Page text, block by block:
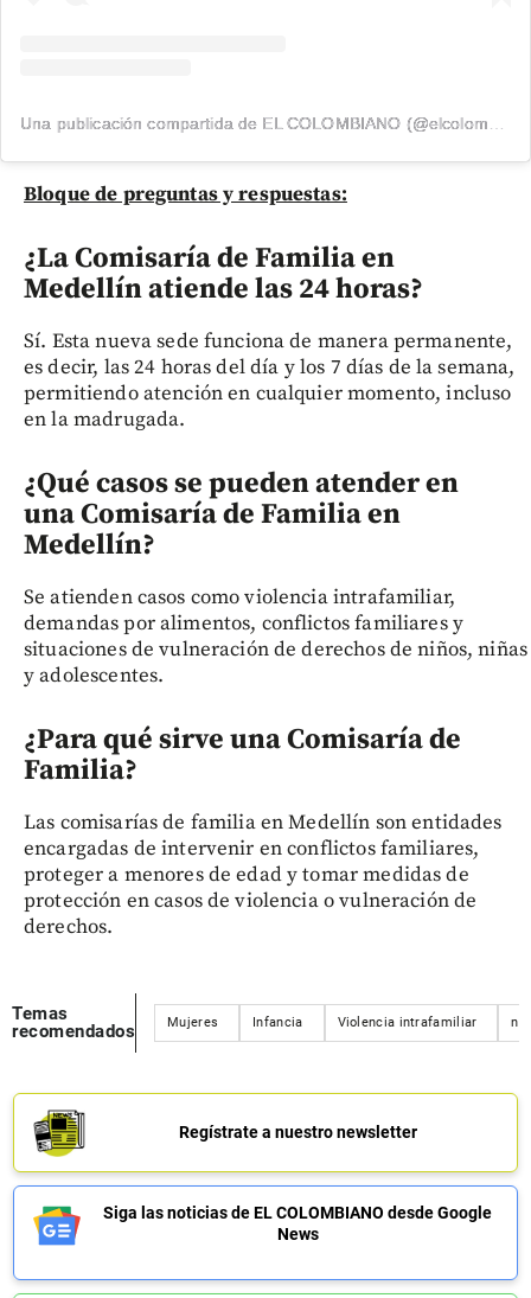
Una publicación compartida de EL COLOMBIANO (@elcolombiano_)
Bloque de preguntas y respuestas:
¿La Comisaría de Familia en
Medellín atiende las 24 horas?
Sí. Esta nueva sede funciona de manera permanente,
es decir, las 24 horas del día y los 7 días de la semana,
permitiendo atención en cualquier momento, incluso
en la madrugada.
¿Qué casos se pueden atender en
una Comisaría de Familia en
Medellín?
Se atienden casos como violencia intrafamiliar,
demandas por alimentos, conflictos familiares y
situaciones de vulneración de derechos de niños, niñas
y adolescentes.
¿Para qué sirve una Comisaría de
Familia?
Las comisarías de familia en Medellín son entidades
encargadas de intervenir en conflictos familiares,
proteger a menores de edad y tomar medidas de
protección en casos de violencia o vulneración de
derechos.
Temas
recomendados
Mujeres Infancia Violencia intrafamiliar
Regístrate a nuestro newsletter
Siga las noticias de EL COLOMBIANO desde Google
News